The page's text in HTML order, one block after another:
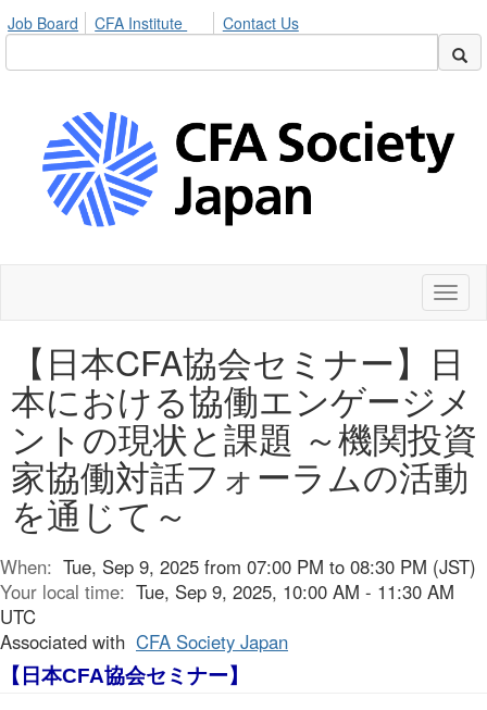
Job Board CFA Institute Contact Us
【日本CFA協会セミナー】日
本における協働エンゲージメ
ントの現状と課題 ～機関投資
家協働対話フォーラムの活動
を通じて～
When: Tue, Sep 9, 2025 from 07:00 PM to 08:30 PM (JST)
Your local time: Tue, Sep 9, 2025, 10:00 AM - 11:30 AM
UTC
Associated with CFA Society Japan
【日本CFA協会セミナー】